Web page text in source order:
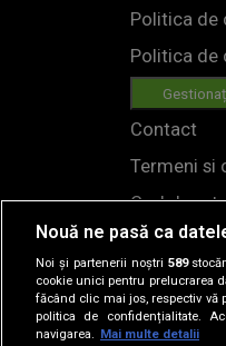
Politica de
Politica de
Contact
Termeni si
Cod
Nouă ne pasă ca
Noi și partenerii noștri 589
cookie unici pentru prelucrarea
făcând clic mai jos, respectiv
politica de confidențialitate.
navigarea.
Mai multe detalii